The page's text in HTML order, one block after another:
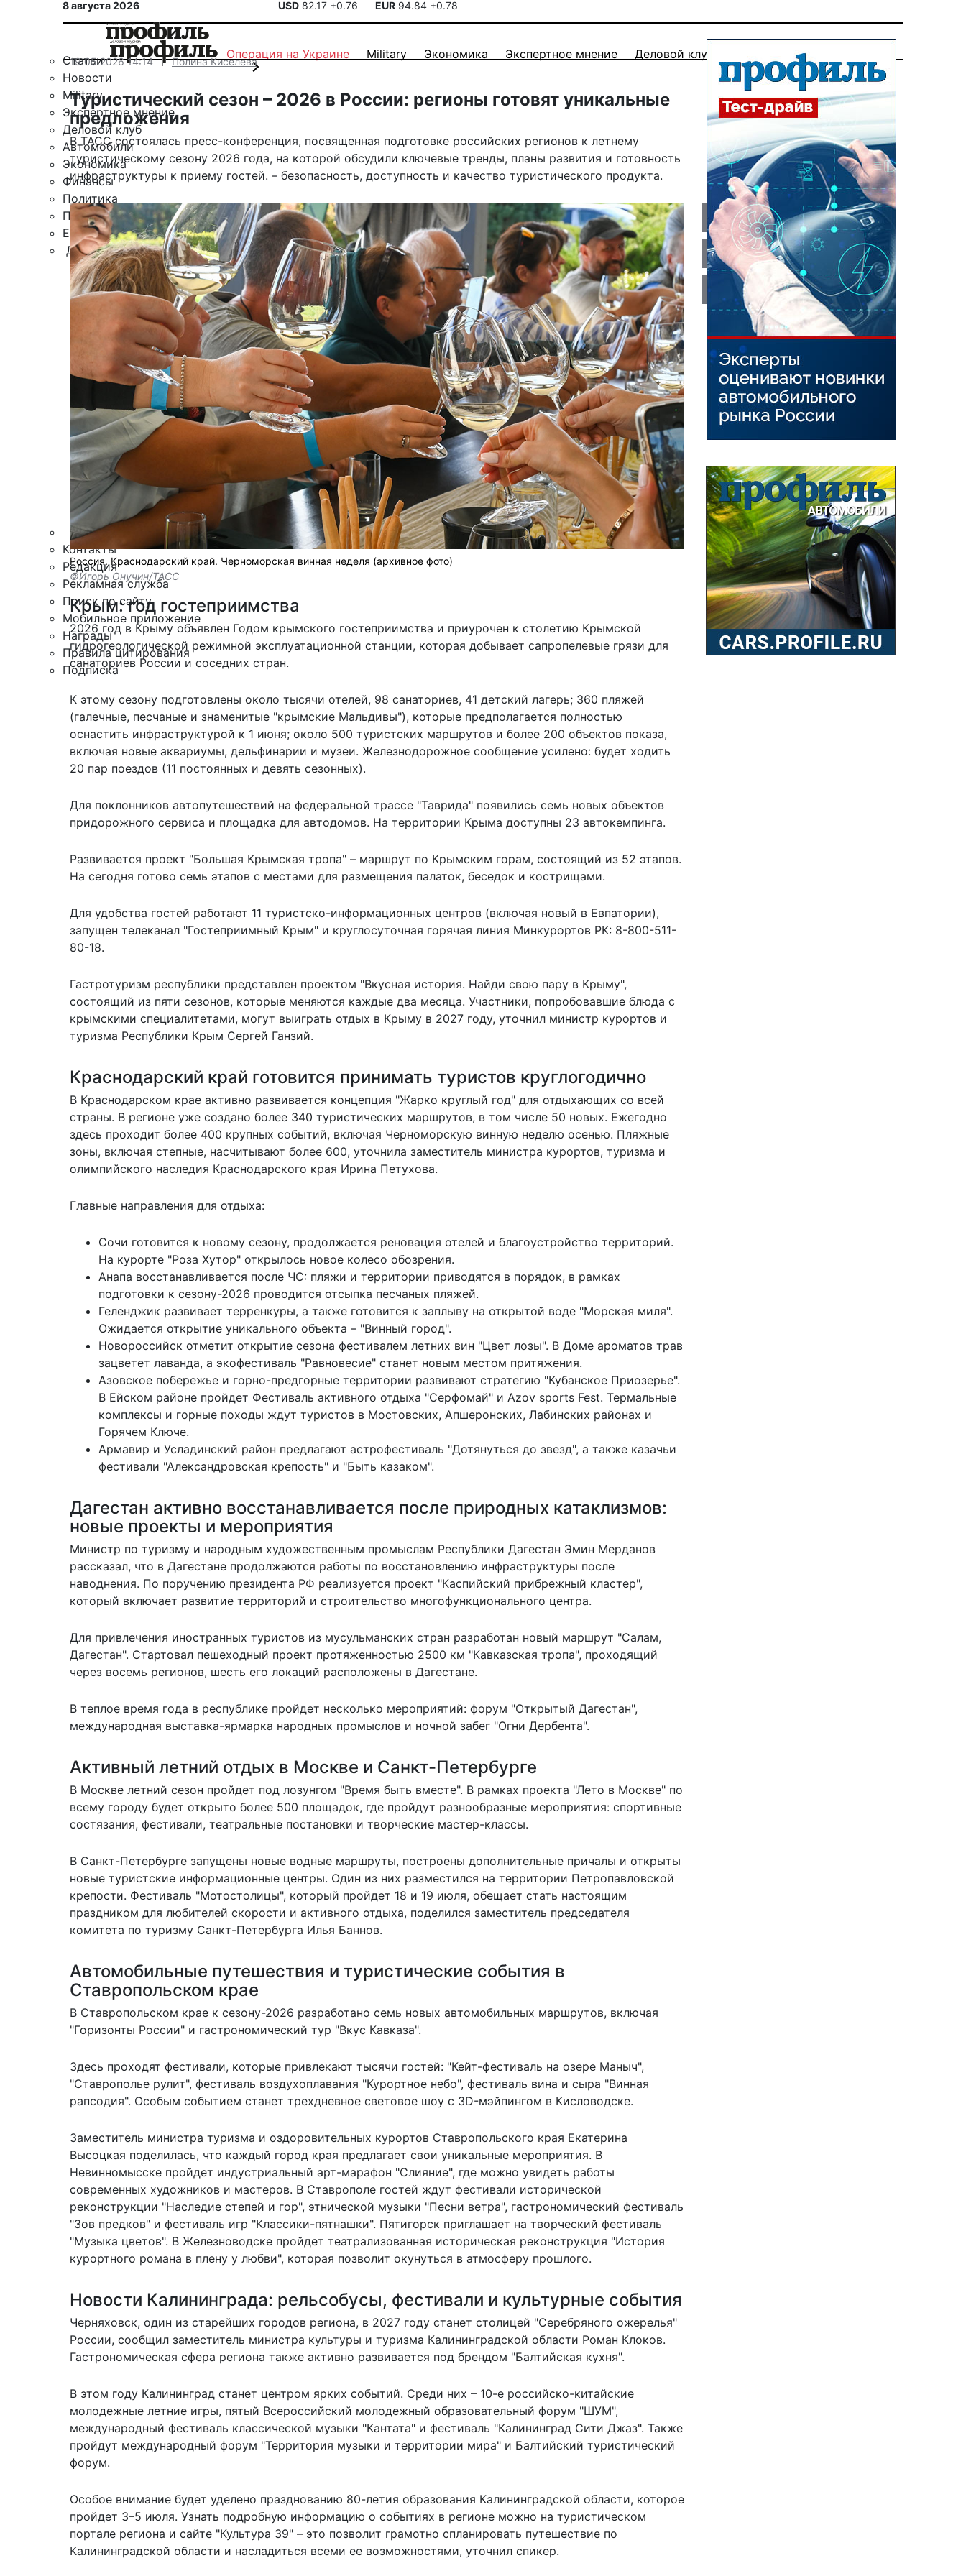
8 августа 2026 USD 82.17 +0.76 EUR 94.84 +0.78
Статьи
Новости
Military
Экспертное мнение
Деловой клуб
Автомобили
Экономика
Финансы
Политика
Путешествия
ЕАЭС
Другие рубрики
Спецпроект «Юрий Мамлеев»
Календарь событий
Зарубежье
Армия
Персона
Наука и Технологии
Культура
Общество
Спорт
Здоровье
Происшествия
Дайджесты
Стиль жизни
Новости партнеров
Интересное
Контакты
Редакция
Рекламная служба
Поиск по сайту
Мобильное приложение
Награды
Правила цитирования
Подписка
Операция на Украине Military Экономика Экспертное мнение Деловой клуб
19.05.2026 14:14 Полина Киселева
Туристический сезон – 2026 в России: регионы готовят уникальные
предложения
В ТАСС состоялась пресс-конференция, посвященная подготовке российских регионов к летнему
туристическому сезону 2026 года, на которой обсудили ключевые тренды, планы развития и готовность
инфраструктуры к приему гостей. – безопасность, доступность и качество туристического продукта.
Россия. Краснодарский край. Черноморская винная неделя (архивное фото)
©Игорь Онучин/ТАСС
Крым: год гостеприимства
2026 год в Крыму объявлен Годом крымского гостеприимства и приурочен к столетию Крымской
гидрогеологической режимной эксплуатационной станции, которая добывает сапропелевые грязи для
санаториев России и соседних стран.
К этому сезону подготовлены около тысячи отелей, 98 санаториев, 41 детский лагерь; 360 пляжей
(галечные, песчаные и знаменитые "крымские Мальдивы"), которые предполагается полностью
оснастить инфраструктурой к 1 июня; около 500 туристских маршрутов и более 200 объектов показа,
включая новые аквариумы, дельфинарии и музеи. Железнодорожное сообщение усилено: будет ходить
20 пар поездов (11 постоянных и девять сезонных).
Для поклонников автопутешествий на федеральной трассе "Таврида" появились семь новых объектов
придорожного сервиса и площадка для автодомов. На территории Крыма доступны 23 автокемпинга.
Развивается проект "Большая Крымская тропа" – маршрут по Крымским горам, состоящий из 52 этапов.
На сегодня готово семь этапов с местами для размещения палаток, беседок и кострищами.
Для удобства гостей работают 11 туристско-информационных центров (включая новый в Евпатории),
запущен телеканал "Гостеприимный Крым" и круглосуточная горячая линия Минкурортов РК: 8-800-511-
80-18.
Гастротуризм республики представлен проектом "Вкусная история. Найди свою пару в Крыму",
состоящий из пяти сезонов, которые меняются каждые два месяца. Участники, попробовавшие блюда с
крымскими специалитетами, могут выиграть отдых в Крыму в 2027 году, уточнил министр курортов и
туризма Республики Крым Сергей Ганзий.
Краснодарский край готовится принимать туристов круглогодично
В Краснодарском крае активно развивается концепция "Жарко круглый год" для отдыхающих со всей
страны. В регионе уже создано более 340 туристических маршрутов, в том числе 50 новых. Ежегодно
здесь проходит более 400 крупных событий, включая Черноморскую винную неделю осенью. Пляжные
зоны, включая степные, насчитывают более 600, уточнила заместитель министра курортов, туризма и
олимпийского наследия Краснодарского края Ирина Петухова.
Главные направления для отдыха:
Сочи готовится к новому сезону, продолжается реновация отелей и благоустройство территорий.
На курорте "Роза Хутор" открылось новое колесо обозрения.
Анапа восстанавливается после ЧС: пляжи и территории приводятся в порядок, в рамках
подготовки к сезону-2026 проводится отсыпка песчаных пляжей.
Геленджик развивает терренкуры, а также готовится к заплыву на открытой воде "Морская миля".
Ожидается открытие уникального объекта – "Винный город".
Новороссийск отметит открытие сезона фестивалем летних вин "Цвет лозы". В Доме ароматов трав
зацветет лаванда, а экофестиваль "Равновесие" станет новым местом притяжения.
Азовское побережье и горно-предгорные территории развивают стратегию "Кубанское Приозерье".
В Ейском районе пройдет Фестиваль активного отдыха "Серфомай" и Azov sports Fest. Термальные
комплексы и горные походы ждут туристов в Мостовских, Апшеронских, Лабинских районах и
Горячем Ключе.
Армавир и Усладинский район предлагают астрофестиваль "Дотянуться до звезд", а также казачьи
фестивали "Александровская крепость" и "Быть казаком".
Дагестан активно восстанавливается после природных катаклизмов:
новые проекты и мероприятия
Министр по туризму и народным художественным промыслам Республики Дагестан Эмин Мерданов
рассказал, что в Дагестане продолжаются работы по восстановлению инфраструктуры после
наводнения. По поручению президента РФ реализуется проект "Каспийский прибрежный кластер",
который включает развитие территорий и строительство многофункционального центра.
Для привлечения иностранных туристов из мусульманских стран разработан новый маршрут "Салам,
Дагестан". Стартовал пешеходный проект протяженностью 2500 км "Кавказская тропа", проходящий
через восемь регионов, шесть его локаций расположены в Дагестане.
В теплое время года в республике пройдет несколько мероприятий: форум "Открытый Дагестан",
международная выставка-ярмарка народных промыслов и ночной забег "Огни Дербента".
Активный летний отдых в Москве и Санкт-Петербурге
В Москве летний сезон пройдет под лозунгом "Время быть вместе". В рамках проекта "Лето в Москве" по
всему городу будет открыто более 500 площадок, где пройдут разнообразные мероприятия: спортивные
состязания, фестивали, театральные постановки и творческие мастер-классы.
В Санкт-Петербурге запущены новые водные маршруты, построены дополнительные причалы и открыты
новые туристские информационные центры. Один из них разместился на территории Петропавловской
крепости. Фестиваль "Мотостолицы", который пройдет 18 и 19 июля, обещает стать настоящим
праздником для любителей скорости и активного отдыха, поделился заместитель председателя
комитета по туризму Санкт-Петербурга Илья Баннов.
Автомобильные путешествия и туристические события в
Ставропольском крае
В Ставропольском крае к сезону-2026 разработано семь новых автомобильных маршрутов, включая
"Горизонты России" и гастрономический тур "Вкус Кавказа".
Здесь проходят фестивали, которые привлекают тысячи гостей: "Кейт-фестиваль на озере Маныч",
"Ставрополье рулит", фестиваль воздухоплавания "Курортное небо", фестиваль вина и сыра "Винная
рапсодия". Особым событием станет трехдневное световое шоу с 3D-мэйпингом в Кисловодске.
Заместитель министра туризма и оздоровительных курортов Ставропольского края Екатерина
Высоцкая поделилась, что каждый город края предлагает свои уникальные мероприятия. В
Невинномысске пройдет индустриальный арт-марафон "Слияние", где можно увидеть работы
современных художников и мастеров. В Ставрополе гостей ждут фестивали исторической
реконструкции "Наследие степей и гор", этнической музыки "Песни ветра", гастрономический фестиваль
"Зов предков" и фестиваль игр "Классики-пятнашки". Пятигорск приглашает на творческий фестиваль
"Музыка цветов". В Железноводске пройдет театрализованная историческая реконструкция "История
курортного романа в плену у любви", которая позволит окунуться в атмосферу прошлого.
Новости Калининграда: рельсобусы, фестивали и культурные события
Черняховск, один из старейших городов региона, в 2027 году станет столицей "Серебряного ожерелья"
России, сообщил заместитель министра культуры и туризма Калининградской области Роман Клоков.
Гастрономическая сфера региона также активно развивается под брендом "Балтийская кухня".
В этом году Калининград станет центром ярких событий. Среди них – 10-е российско-китайские
молодежные летние игры, пятый Всероссийский молодежный образовательный форум "ШУМ",
международный фестиваль классической музыки "Кантата" и фестиваль "Калининград Сити Джаз". Также
пройдут международный форум "Территория музыки и территории мира" и Балтийский туристический
форум.
Особое внимание будет уделено празднованию 80-летия образования Калининградской области, которое
пройдет 3–5 июля. Узнать подробную информацию о событиях в регионе можно на туристическом
портале региона и сайте "Культура 39" – это позволит грамотно спланировать путешествие по
Калининградской области и насладиться всеми ее возможностями, уточнил спикер.